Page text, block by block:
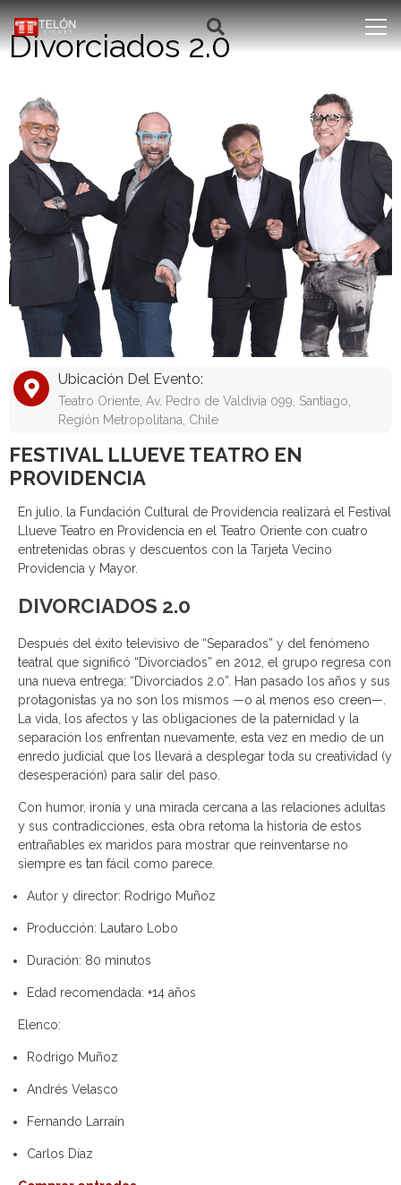
Divorciados 2.0
Ubicación Del Evento:
Teatro Oriente, Av. Pedro de Valdivia 099, Santiago,
Región Metropolitana, Chile
FESTIVAL LLUEVE TEATRO EN
PROVIDENCIA
En julio, la Fundación Cultural de Providencia realizará el Festival
Llueve Teatro en Providencia en el Teatro Oriente con cuatro
entretenidas obras y descuentos con la Tarjeta Vecino
Providencia y Mayor.
DIVORCIADOS 2.0
Después del éxito televisivo de “Separados” y del fenómeno
teatral que significó “Divorciados” en 2012, el grupo regresa con
una nueva entrega: “Divorciados 2.0”. Han pasado los años y sus
protagonistas ya no son los mismos —o al menos eso creen—.
La vida, los afectos y las obligaciones de la paternidad y la
separación los enfrentan nuevamente, esta vez en medio de un
enredo judicial que los llevará a desplegar toda su creatividad (y
desesperación) para salir del paso.
Con humor, ironía y una mirada cercana a las relaciones adultas
y sus contradicciones, esta obra retoma la historia de estos
entrañables ex maridos para mostrar que reinventarse no
siempre es tan fácil como parece.
Autor y director: Rodrigo Muñoz
Producción: Lautaro Lobo
Duración: 80 minutos
Edad recomendada: +14 años
Elenco:
Rodrigo Muñoz
Andrés Velasco
Fernando Larraín
Carlos Díaz